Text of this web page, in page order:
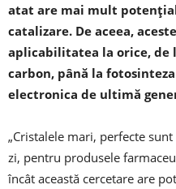
atat are mai mult
catalizare. De aceea,
aplicabilitatea la orice, de
carbon, până la
electronica de ultimă
„Cristalele mari, perfecte
zi, pentru produsele
încât această cercetare are